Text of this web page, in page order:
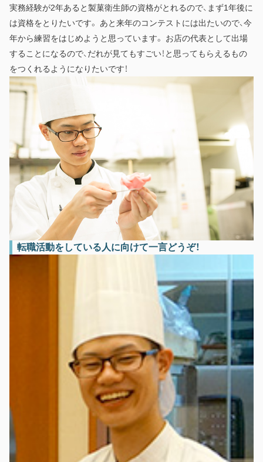
実務経験が2年あると製菓衛生師の資格がとれるので、まず1年後に
は資格をとりたいです。 あと来年のコンテストには出たいので、今
年から練習をはじめようと思っています。 お店の代表として出場
することになるので、だれが見てもすごい！と思ってもらえるもの
をつくれるようになりたいです！
転職活動をしている人に向けて一言どうぞ！